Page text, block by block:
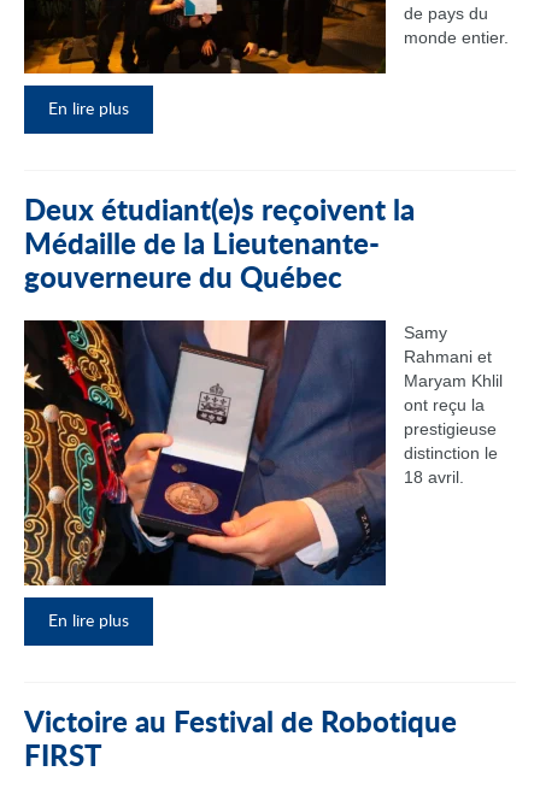
de pays du
monde entier.
En lire plus
Deux étudiant(e)s reçoivent la
Médaille de la Lieutenante-
gouverneure du Québec
Samy
Rahmani et
Maryam Khlil
ont reçu la
prestigieuse
distinction le
18 avril.
En lire plus
Victoire au Festival de Robotique
FIRST